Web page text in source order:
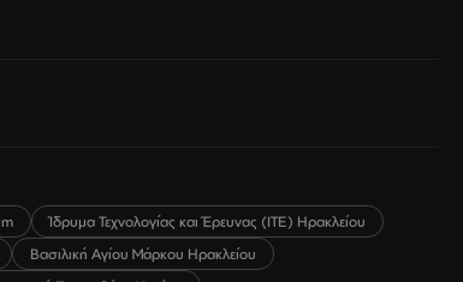
Ίδρυμα Τεχνολογίας και Έρευνας (ΙΤΕ) Ηρακλείου
Βασιλική Αγίου Μάρκου Ηρακλείου